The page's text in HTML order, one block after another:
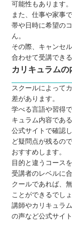
可能性もあります。
また、仕事や家事
帯や日時に希望の
ん。
その際、キャンセ
合わせて受講でき
カリキュラム
スクールによって
差があります。
学べる言語や習得
キュラム内容であ
公式サイトで確認
ど疑問点が残るの
おすすめします。
目的と違うコース
受講者のレベルに
クールであれば、
ことができるでしょ
講師やカリキュラ
の声など公式サイ